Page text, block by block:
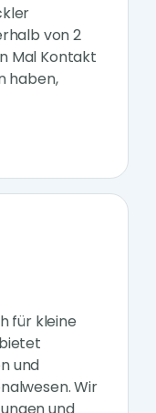
von 2
Mal Kontakt
haben,
für kleine
und
Wir
und